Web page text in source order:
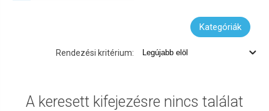
Kategóriák
Rendezési kritérium:
A keresett kifejezésre nincs találat